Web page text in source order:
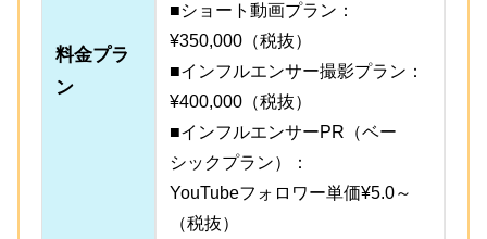
料金プラ
ン
■ショート動画プラン：
¥350,000（税抜）
■インフルエンサー撮影プラン：
¥400,000（税抜）
■インフルエンサーPR（ベー
シックプラン）：
YouTubeフォロワー単価¥5.0～
（税抜）